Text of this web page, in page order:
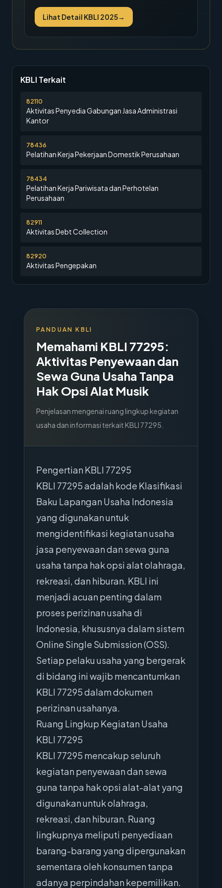
Lihat Detail KBLI 2025→
KBLI Terkait
82110
Aktivitas Penyedia Gabungan Jasa Administrasi
Kantor
78436
Pelatihan Kerja Pekerjaan Domestik Perusahaan
78434
Pelatihan Kerja Pariwisata dan Perhotelan
Perusahaan
82911
Aktivitas Debt Collection
82920
Aktivitas Pengepakan
PANDUAN KBLI
Memahami KBLI 77295:
Aktivitas Penyewaan dan
Sewa Guna Usaha Tanpa
Hak Opsi Alat Musik
Penjelasan mengenai ruang lingkup kegiatan
usaha dan informasi terkait KBLI 77295
Pengertian KBLI 77295
KBLI 77295 adalah kode Klasifikasi
Baku Lapangan Usaha Indonesia
yang digunakan untuk
mengidentifikasi kegiatan usaha
jasa penyewaan dan sewa guna
usaha tanpa hak opsi alat olahraga,
rekreasi, dan hiburan. KBLI ini
menjadi acuan penting dalam
proses perizinan usaha di
Indonesia, khususnya dalam sistem
Online Single Submission (OSS).
Setiap pelaku usaha yang bergerak
di bidang ini wajib mencantumkan
KBLI 77295 dalam dokumen
perizinan usahanya.
Ruang Lingkup Kegiatan Usaha
KBLI 77295
KBLI 77295 mencakup seluruh
kegiatan penyewaan dan sewa
guna tanpa hak opsi alat-alat yang
digunakan untuk olahraga,
rekreasi, dan hiburan. Ruang
lingkupnya meliputi penyediaan
barang-barang yang dipergunakan
sementara oleh konsumen tanpa
adanya perpindahan kepemilikan.